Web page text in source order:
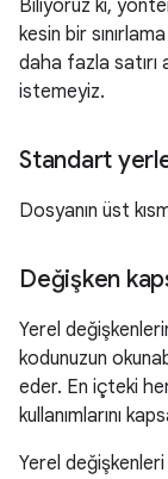
Biliyoruz ki,
kesin bir
daha fazla satırı
istemeyiz.
Standart
Dosyanın üst
Değişken
Yerel
kodunuzun
eder. En içteki
kullanımlarını
Yerel değişkenleri